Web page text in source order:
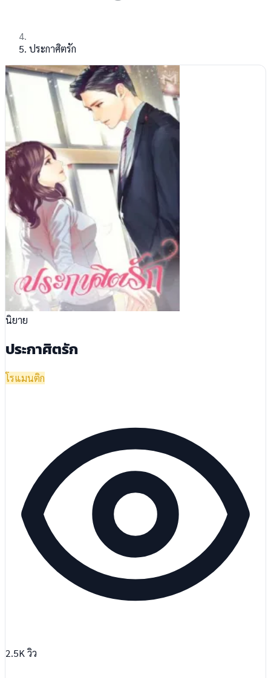
ประกาศิตรัก
นิยาย
ประกาศิตรัก
โรแมนติก
2.5K วิว